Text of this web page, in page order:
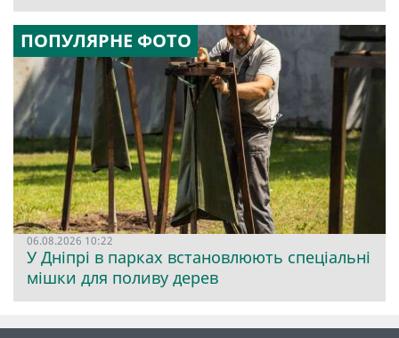
ПОПУЛЯРНЕ ФОТО
06.08.2026 10:22
У Дніпрі в парках встановлюють спеціальні
мішки для поливу дерев